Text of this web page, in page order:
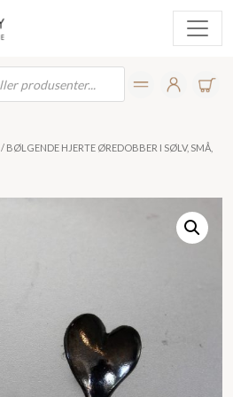
/ BØLGENDE HJERTE ØREDOBBER I SØLV, SMÅ,